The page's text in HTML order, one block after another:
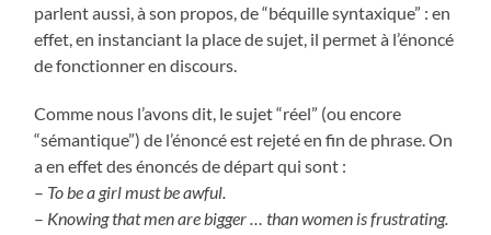
parlent aussi, à son propos, de “béquille syntaxique” : en
effet, en instanciant la place de sujet, il permet à l’énoncé
de fonctionner en discours.
Comme nous l’avons dit, le sujet “réel” (ou encore
“sémantique”) de l’énoncé est rejeté en fin de phrase. On
a en effet des énoncés de départ qui sont :
– To be a girl must be awful.
– Knowing that men are bigger … than women is frustrating.